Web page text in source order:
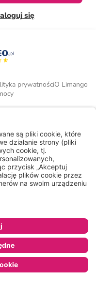
się
prywatnościO Limango